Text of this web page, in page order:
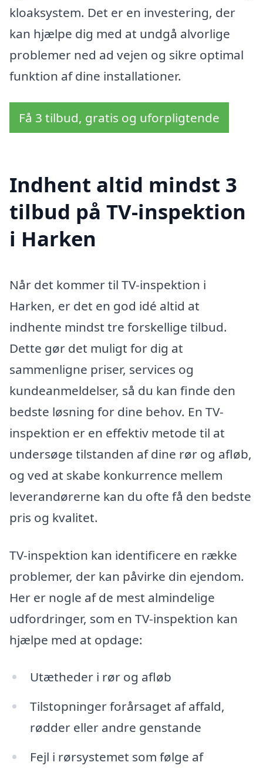
kloaksystem. Det er en investering, der
kan hjælpe dig med at undgå alvorlige
problemer ned ad vejen og sikre optimal
funktion af dine installationer.
Få 3 tilbud, gratis og uforpligtende
Indhent altid mindst 3
tilbud på TV-inspektion
i Harken
Når det kommer til TV-inspektion i
Harken, er det en god idé altid at
indhente mindst tre forskellige tilbud.
Dette gør det muligt for dig at
sammenligne priser, services og
kundeanmeldelser, så du kan finde den
bedste løsning for dine behov. En TV-
inspektion er en effektiv metode til at
undersøge tilstanden af dine rør og afløb,
og ved at skabe konkurrence mellem
leverandørerne kan du ofte få den bedste
pris og kvalitet.
TV-inspektion kan identificere en række
problemer, der kan påvirke din ejendom.
Her er nogle af de mest almindelige
udfordringer, som en TV-inspektion kan
hjælpe med at opdage:
Utætheder i rør og afløb
Tilstopninger forårsaget af affald,
rødder eller andre genstande
Fejl i rørsystemet som følge af